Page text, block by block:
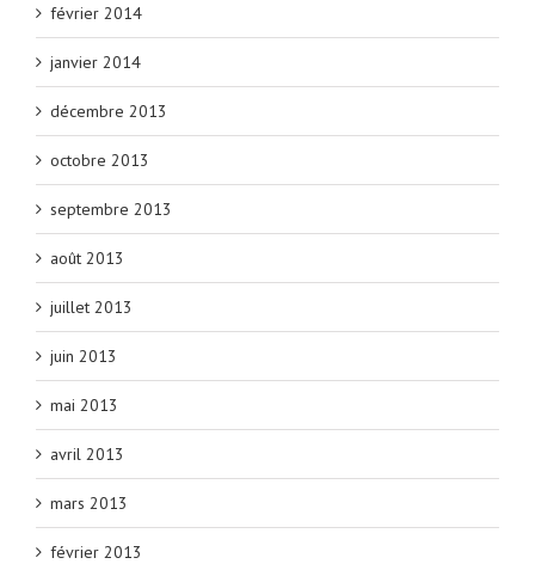
février 2014
janvier 2014
décembre 2013
octobre 2013
septembre 2013
août 2013
juillet 2013
juin 2013
mai 2013
avril 2013
mars 2013
février 2013